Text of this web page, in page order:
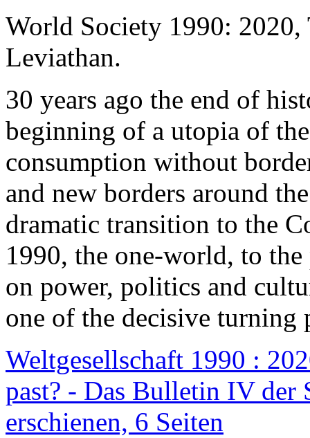
World Society 1990: 2020,
Leviathan.
30 years ago the end of
beginning of a utopia of
consumption without
and new borders around
dramatic transition to the
1990, the one-world, to the
on power, politics and
one of the decisive turning
Weltgesellschaft 1990 :
past? - Das Bulletin IV der
erschienen, 6 Seiten